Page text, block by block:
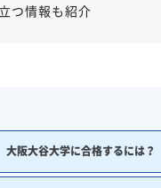
つ情報も紹介
大阪大谷大学に合格するには？